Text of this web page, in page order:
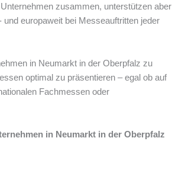
zusammen, unterstützen aber
und europaweit bei Messeauftritten jeder
in Neumarkt in der Oberpfalz zu
optimal zu präsentieren – egal ob auf
Fachmessen oder
in Neumarkt in der Oberpfalz